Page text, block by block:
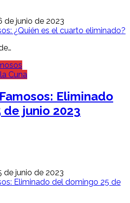
de junio de 2023
Cuna
Eliminado
junio 2023
de junio de 2023